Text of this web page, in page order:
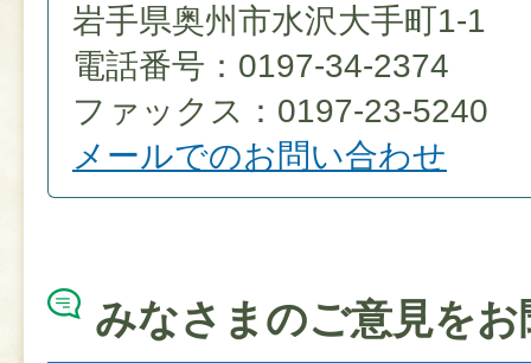
岩手県奥州市水沢大手町1-1
電話番号：0197-34-2374
ファックス：0197-23-5240
メールでのお問い合わせ
みなさまのご意見を